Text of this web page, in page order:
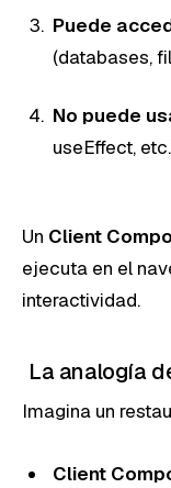
Puede
(databases,
No puede
useEffect,
Un Client
ejecuta en el
interactividad.
La analogía
Imagina un
Client